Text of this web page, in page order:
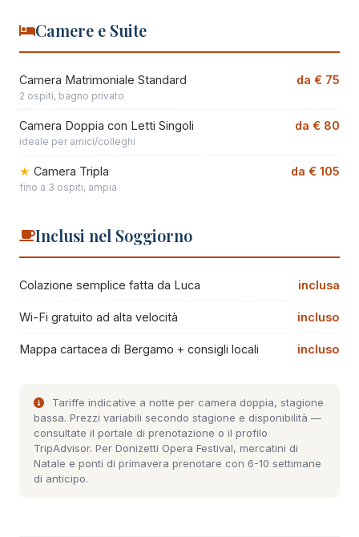
Camere e Suite
Camera Matrimoniale Standard
2 ospiti, bagno privato
da € 75
Camera Doppia con Letti Singoli
ideale per amici/colleghi
da € 80
Camera Tripla
fino a 3 ospiti, ampia
da € 105
Inclusi nel Soggiorno
Colazione semplice fatta da Luca inclusa
Wi-Fi gratuito ad alta velocità incluso
Mappa cartacea di Bergamo + consigli locali incluso
Tariffe indicative a notte per camera doppia, stagione
bassa. Prezzi variabili secondo stagione e disponibilità —
consultate il portale di prenotazione o il profilo
TripAdvisor. Per Donizetti Opera Festival, mercatini di
Natale e ponti di primavera prenotare con 6-10 settimane
di anticipo.